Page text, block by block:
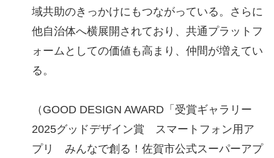
域共助のきっかけにもつながっている。さらに
他自治体へ横展開されており、共通プラットフ
ォームとしての価値も高まり、仲間が増えてい
る。
（GOOD DESIGN AWARD「受賞ギャラリー
2025グッドデザイン賞 スマートフォン用ア
プリ みんなで創る！佐賀市公式スーパーアプ